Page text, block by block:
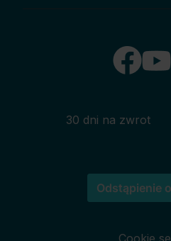
30 dni na zwrot
Odstąpienie